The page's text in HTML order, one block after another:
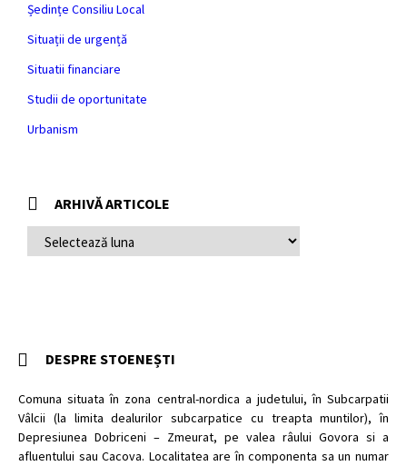
Ședințe Consiliu Local
Situații de urgență
Situatii financiare
Studii de oportunitate
Urbanism
ARHIVĂ ARTICOLE
ARTICOLE
DESPRE STOENEȘTI
Comuna situata în zona central-nordica a judetului, în Subcarpatii
Vâlcii (la limita dealurilor subcarpatice cu treapta muntilor), în
Depresiunea Dobriceni – Zmeurat, pe valea râului Govora si a
afluentului sau Cacova. Localitatea are în componenta sa un numar